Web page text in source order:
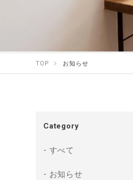
TOP お知らせ
Category
すべて
お知らせ